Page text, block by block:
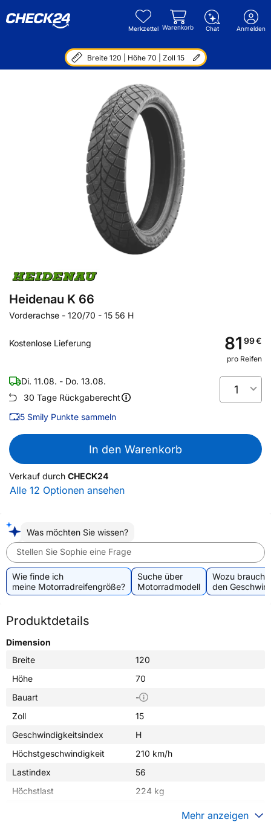
Merkzettel Warenkorb Chat Anmelden
Breite 120 | Höhe 70 | Zoll 15
Heidenau K 66
Vorderachse - 120/70 - 15 56 H
Kostenlose Lieferung 81 99€
pro Reifen
Di. 11.08. - Do. 13.08.
30 Tage Rückgaberecht
5 Smily Punkte sammeln
1
In den Warenkorb
Verkauf durch CHECK24
Alle 12 Optionen ansehen
Was möchten Sie wissen?
Stellen Sie Sophie eine Frage
Wie finde ich
meine Motorradreifengröße?
Suche über
Motorradmodell
Wozu
den
Produktdetails
Dimension
Breite
120
Höhe
70
Bauart
-
Zoll
15
Geschwindigkeitsindex
H
Höchstgeschwindigkeit
210 km/h
Lastindex
56
Höchstlast
224 kg
Mehr anzeigen